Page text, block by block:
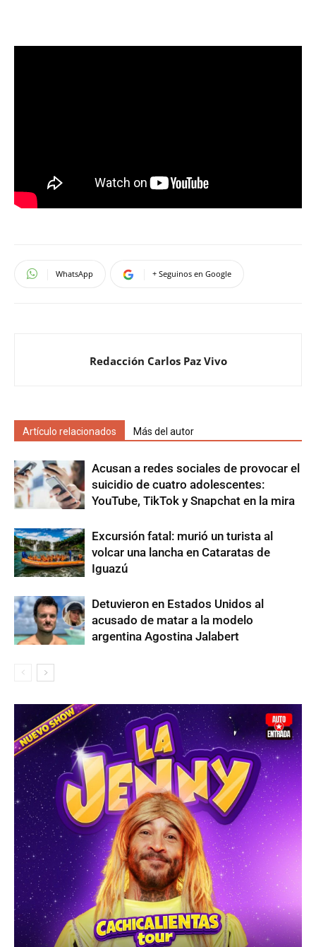
WhatsApp + Seguinos en Google
Redacción Carlos Paz Vivo
Artículo relacionados Más del autor
Acusan a redes sociales de provocar el
suicidio de cuatro adolescentes:
YouTube, TikTok y Snapchat en la mira
Excursión fatal: murió un turista al
volcar una lancha en Cataratas de
Iguazú
Detuvieron en Estados Unidos al
acusado de matar a la modelo
argentina Agostina Jalabert